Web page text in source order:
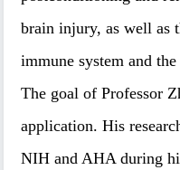
brain injury, as well as
immune system and
The goal of Professor
application. His
NIH and AHA during